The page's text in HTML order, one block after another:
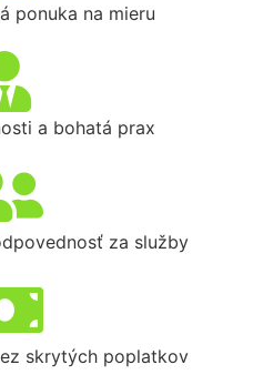
ponuka na mieru
a bohatá prax
za služby
skrytých poplatkov